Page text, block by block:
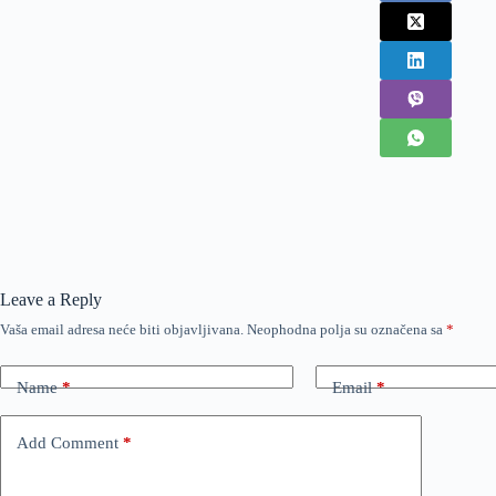
Leave a Reply
Vaša email adresa neće biti objavljivana. Neophodna polja su označena sa *
Name* Email*
Add Comment *